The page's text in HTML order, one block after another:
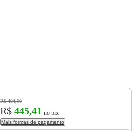
R$ 494,90
R$ 445,41 no pix
Mais formas de pagamento